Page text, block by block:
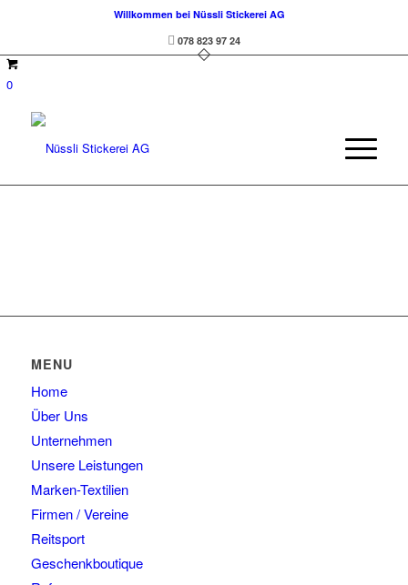
Willkommen bei Nüssli Stickerei AG
078 823 97 24
0
MENU
Home
Über Uns
Unternehmen
Unsere Leistungen
Marken-Textilien
Firmen / Vereine
Reitsport
Geschenkboutique